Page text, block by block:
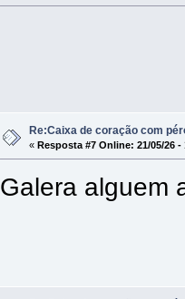
Re:Caixa de coração com
«Resposta #7 Online: 21/05/26 -
Galera alguem